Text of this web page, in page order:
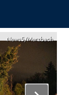
News5/Merzbach